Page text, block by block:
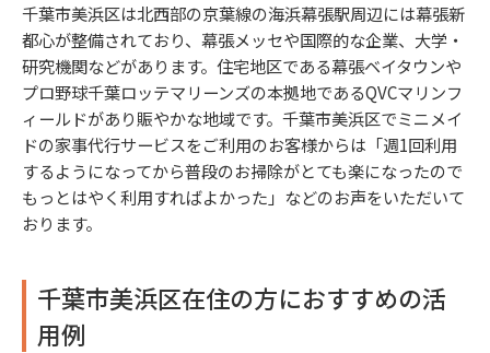
千葉市美浜区は北西部の京葉線の海浜幕張駅周辺には幕張新
都心が整備されており、幕張メッセや国際的な企業、大学・
研究機関などがあります。住宅地区である幕張ベイタウンや
プロ野球千葉ロッテマリーンズの本拠地であるQVCマリンフ
ィールドがあり賑やかな地域です。千葉市美浜区でミニメイ
ドの家事代行サービスをご利用のお客様からは「週1回利用
するようになってから普段のお掃除がとても楽になったので
もっとはやく利用すればよかった」などのお声をいただいて
おります。
千葉市美浜区在住の方におすすめの活
用例